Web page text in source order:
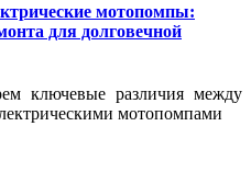
мотопомпы:
для долговечной
ключевые различия между
мотопомпами